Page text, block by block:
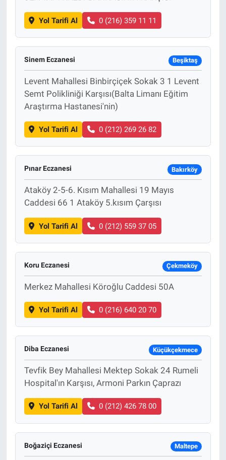
Yol Tarifi Al 0 (216) 359 11 11
Sinem Eczanesi Beşiktaş
Levent Mahallesi Binbirçiçek Sokak 3 1 Levent
Semt Polikliniği Karşısı(Balta Limanı Eğitim
Araştırma Hastanesi'nin)
Yol Tarifi Al 0 (212) 269 26 82
Pınar Eczanesi Bakırköy
Ataköy 2-5-6. Kısım Mahallesi 19 Mayıs
Caddesi 66 1 Ataköy 5.kısım Çarşısı
Yol Tarifi Al 0 (212) 559 37 05
Koru Eczanesi Çekmeköy
Merkez Mahallesi Köroğlu Caddesi 50A
Yol Tarifi Al 0 (216) 640 20 70
Diba Eczanesi Küçükçekmece
Tevfik Bey Mahallesi Mektep Sokak 24 Rumeli
Hospital'ın Karşısı, Armoni Parkın Çaprazı
Yol Tarifi Al 0 (212) 426 78 00
Boğaziçi Eczanesi Maltepe